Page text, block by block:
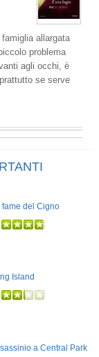
allargata
problema
agli occhi, è
se serve
fame del Cigno
Island
a Central Park